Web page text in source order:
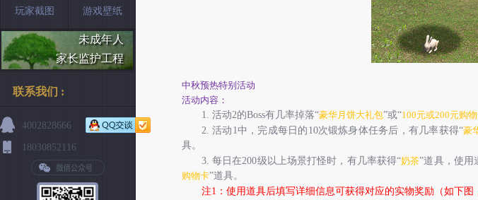
玩家截图 游戏壁纸
未成年人
家长监护工程
联系我们 :
4002828666
18030852116
中秋预热特别活动
活动内容：
1. 活动2的Boss有几率掉落“豪华月饼大礼包”或“100元或200元购
2.活动 1中，完成每日的 10次锻炼身体任务后，有几率获得“豪
具。
3.每日在200级以上场景打怪时，有几率获得“奶茶”道具，使用
购物卡”道具。
注1 ：使用道具后填写详细信息可获得对应的实物奖励（如下图